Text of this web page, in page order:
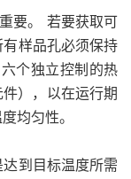
要。 若要获取可
样品孔必须保持
个独立控制的热
），以在运行期
均匀性。
到目标温度所需